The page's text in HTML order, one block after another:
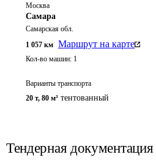
Москва
Самара
Самарская обл.
1 057 км Маршрут на карте
Кол-во машин: 1
Варианты транспорта
20 т, 80 м³ тентованный
Тендерная документация